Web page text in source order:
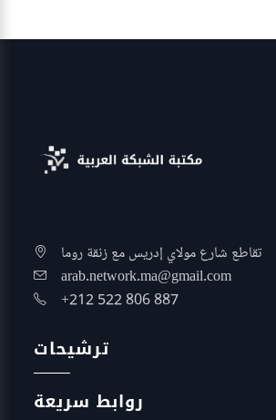
تقاطع شارع مولاي إدريس مع زنقة روما
arab.network.ma@gmail.com
+212 522 806 887
ترشيحات
روابط سريعة